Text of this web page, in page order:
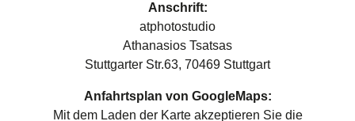
Anschrift:
atphotostudio
Athanasios Tsatsas
Stuttgarter Str.63, 70469 Stuttgart
Anfahrtsplan von GoogleMaps:
Mit dem Laden der Karte akzeptieren Sie die